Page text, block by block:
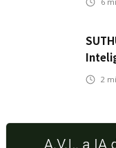
para
2